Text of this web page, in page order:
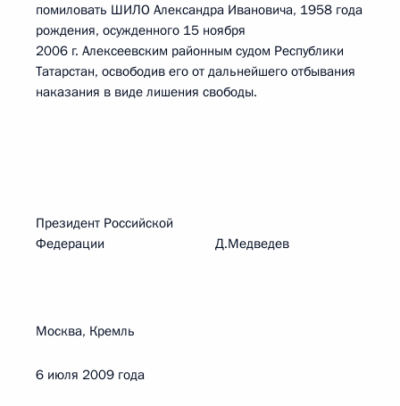
помиловать ШИЛО Александра Ивановича, 1958 года
рождения, осужденного 15 ноября
2006 г. Алексеевским районным судом Республики
Татарстан, освободив его от дальнейшего отбывания
наказания в виде лишения свободы.
Президент Российской
Федерации Д.Медведев
Москва, Кремль
6 июля 2009 года